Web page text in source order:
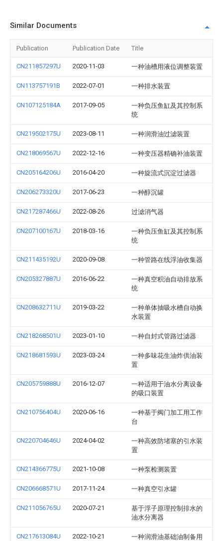
Similar Documents
Publication Publication Date Title
CN211857297U 2020-11-03 一种油槽用液位调整装置
CN113757191B 2022-07-01 一种排水装置
CN107125184A 2017-09-05
一种负压鱼缸及其控制系
统
CN219502175U 2023-08-11 一种润滑油过滤装置
CN218069567U 2022-12-16 一种变压器精确补油装置
CN205164206U 2016-04-20 一种旋流式沉淀过滤器
CN206273320U 2017-06-23 一种醇沉罐
CN217287466U 2022-08-26 过滤消气器
CN207100167U 2018-03-16
一种负压鱼缸及其控制系
统
CN211435192U 2020-09-08 一种管路在线浮油收集器
CN205327887U 2016-06-22
一种真空积油自动排放系
统
CN208632711U 2019-03-22
一种单体抽吸水槽自动换
水装置
CN218268501U 2023-01-10 一种自封式管路过滤器
CN218681593U 2023-03-24
一种多味花生油炸供油装
置
CN205759888U 2016-12-07
一种适用于油水分离设备
的吸口装置
CN210756404U 2020-06-16
一种基于阀门加工用工作
台
CN220704646U 2024-04-02
一种高效防堵塞的引水装
置
CN214366775U 2021-10-08 一种泵检测装置
CN206668571U 2017-11-24 一种真空引水罐
CN211056765U 2020-07-21
基于浮子原理控制排水的
油水分离器
CN217613084U 2022-10-21
一种润滑油基础油制备用